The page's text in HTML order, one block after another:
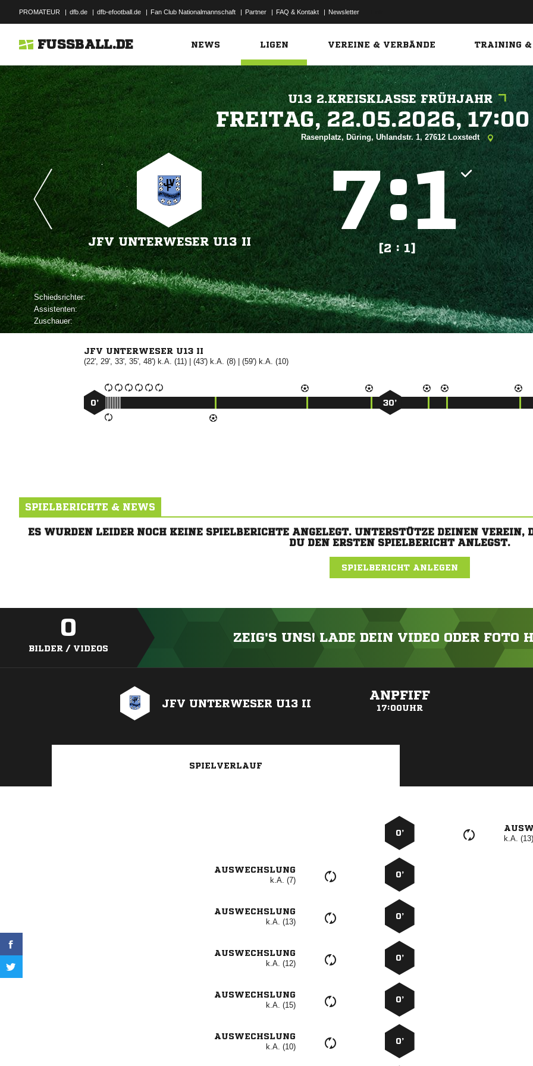
PROMATEUR | dfb.de | dfb-efootball.de | Fan Club Nationalmannschaft | Partner | FAQ & Kontakt | Newsletter
FUSSBALL.DE NEWS LIGEN VEREINE & VERBÄNDE TRAINING &
U13 2.KREISKLASSE FRÜHJAHR
 
Rasenplatz, Düring, Uhlandstr. 1, 27612 Loxstedt
JFV UNTERWESER U13 II
:
[2 : 1]
Schiedsrichter:
Assistenten:
Zuschauer:
JFV UNTERWESER U13 II
(22', 29', 33', 35', 48') k.A. (11) | (43') k.A. (8) | (59') k.A. (10)
0’ 30’
SPIELBERICHTE & NEWS
ES WURDEN LEIDER NOCH KEINE SPIELBERICHTE ANGELEGT. UNTERSTÜTZE DEINEN
DU DEN ERSTEN SPIELBERICHT ANLEGST.
SPIELBERICHT ANLEGEN
0
BILDER / VIDEOS
ZEIG'S UNS! LADE DEIN VIDEO ODER FOTO
JFV UNTERWESER U13 II
ANPFIFF
17:00UHR
SPIELVERLAUF
0’
k.A. (13)
AUSWECHSLUNG
k.A. (7)
0’
AUSWECHSLUNG
k.A. (13)
0’
AUSWECHSLUNG
k.A. (12)
0’
AUSWECHSLUNG
k.A. (15)
0’
AUSWECHSLUNG
k.A. (10)
0’